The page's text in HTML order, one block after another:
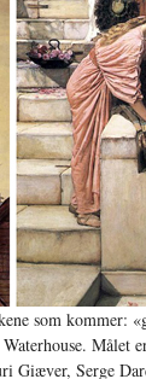
som kommer:
Målet
Giæver, Serge